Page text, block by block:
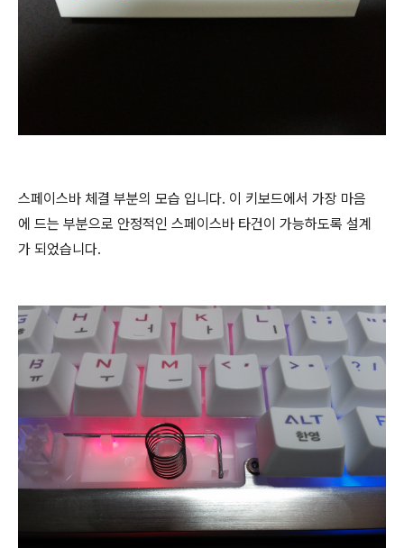
스페이스바 체결 부분의 모습 입니다. 이 키보드에서 가장 마음
에 드는 부분으로 안정적인 스페이스바 타건이 가능하도록 설계
가 되었습니다.